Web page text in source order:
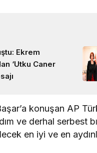
Ekrem
‘Utku Caner
konuşan AP
ve derhal serbest
en iyi ve en